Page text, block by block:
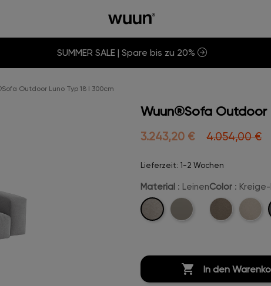
SUMMER SALE | Spare bis zu 20%
Outdoor Luno Typ 18 I 300cm
Wuun®Sofa Outdoor
3.243,20 € 4.054,00 €
Lieferzeit: 1-2 Wochen
Material : Leinen
Leinen
Marine-
Color :
Beige-
Creme-
 In den